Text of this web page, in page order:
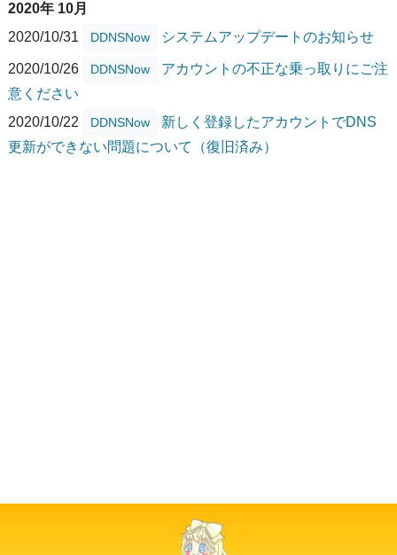
2020年 10月
2020/10/31
DDNSNow システムアップデートのお知らせ
2020/10/26 DDNSNow
アカウントの不正な乗っ取りにご注
意ください
2020/10/22
DDNSNow
新しく登録したアカウントでDNS
更新ができない問題について（復旧済み）